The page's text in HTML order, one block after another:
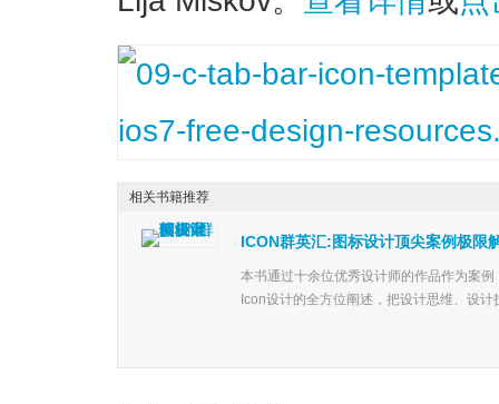
ICON群英汇:图标设计顶尖案例极限
本书通过十余位优秀设计师的作品作为案
Icon设计的全方位阐述，把设计思维、设
相关书籍推荐